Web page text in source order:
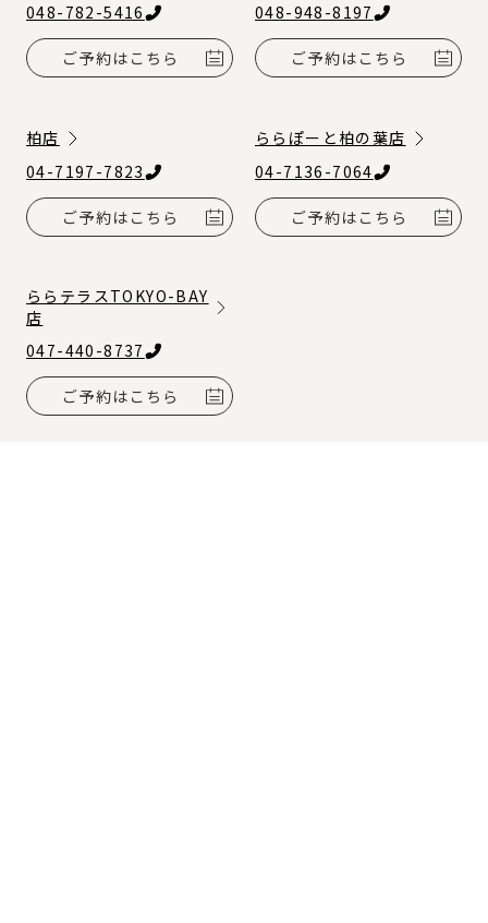
048-782-5416
ご予約はこちら
048-948-8197
ご予約はこちら
柏店
04-7197-7823
ご予約はこちら
ららぽーと柏の葉店
04-7136-7064
ご予約はこちら
ららテラスTOKYO-BAY
店
047-440-8737
ご予約はこちら